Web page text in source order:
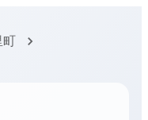
町